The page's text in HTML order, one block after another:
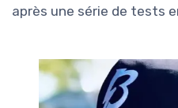
après une série de tests